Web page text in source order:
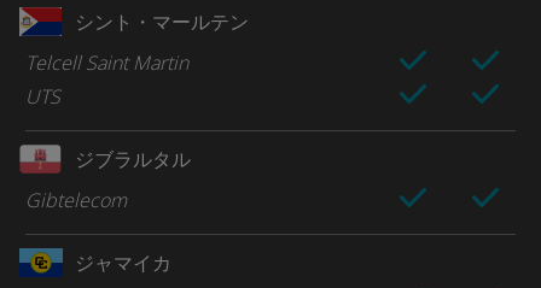
シント・マールテン
Telcell Saint Martin
UTS
ジブラルタル
Gibtelecom
ジャマイカ